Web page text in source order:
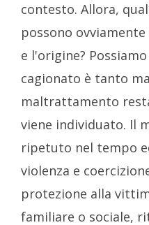
contesto. Allora,
possono
e l'origine?
cagionato è tanto
maltrattamento
viene individuato. Il
ripetuto nel tempo
violenza e
protezione alla
familiare o sociale,